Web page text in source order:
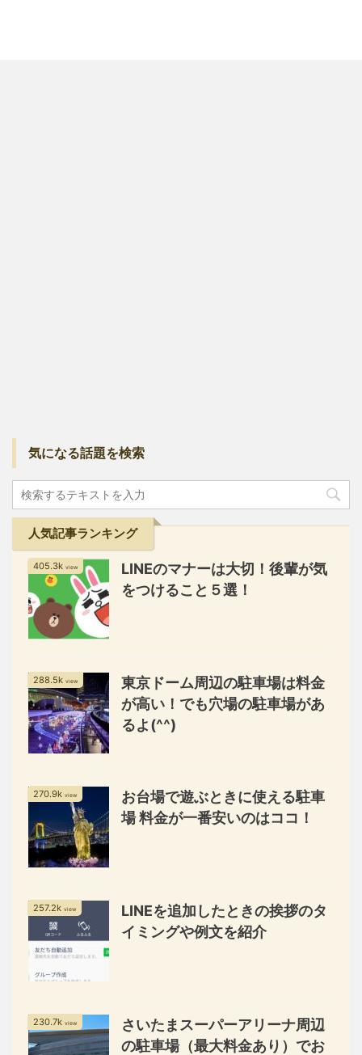
気になる話題を検索
人気記事ランキング
405.3k view
LINEのマナーは大切！後輩が気
をつけること５選！
288.5k view
東京ドーム周辺の駐車場は料金
が高い！でも穴場の駐車場があ
るよ(^^)
270.9k view
お台場で遊ぶときに使える駐車
場 料金が一番安いのはココ！
257.2k view
LINEを追加したときの挨拶のタ
イミングや例文を紹介
230.7k view
さいたまスーパーアリーナ周辺
の駐車場（最大料金あり）でお